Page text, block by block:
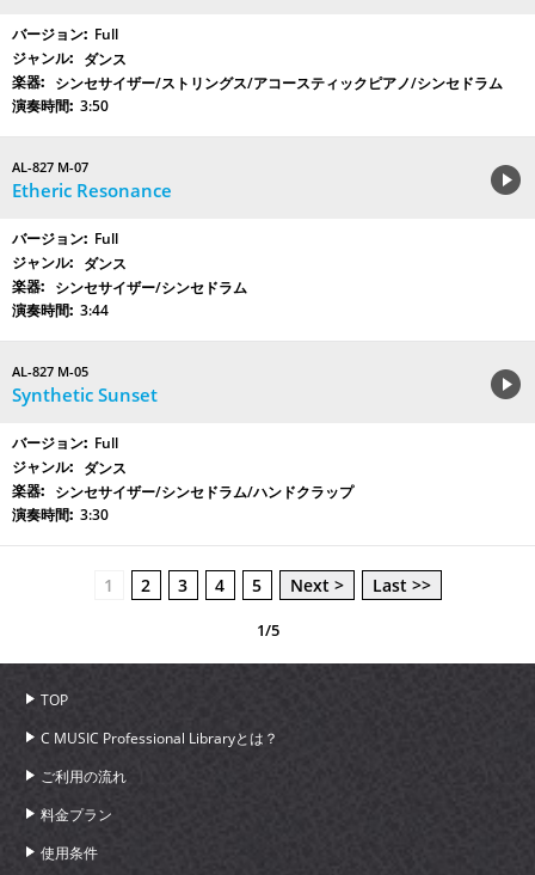
Full
ダンス
シンセサイザー/ストリングス/アコースティックピアノ/シンセドラム
3:50
AL-827 M-07
Etheric Resonance
Full
ダンス
シンセサイザー/シンセドラム
3:44
AL-827 M-05
Synthetic Sunset
Full
ダンス
シンセサイザー/シンセドラム/ハンドクラップ
3:30
1 2 3 4 5 Next > Last >>
1/5
TOP
C MUSIC Professional Libraryとは？
ご利用の流れ
料金プラン
使用条件